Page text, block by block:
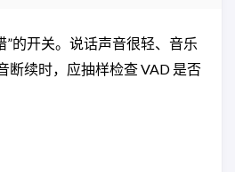
”的开关。说话声音很轻、音乐
断续时，应抽样检查 VAD 是否